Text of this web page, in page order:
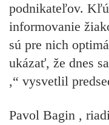
podnikateľov.
informovanie
sú pre nich
ukázať, že dnes
,“ vysvetlil
Pavol Bagin ,